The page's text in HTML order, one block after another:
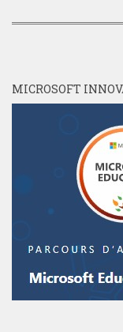
MICROSOFT